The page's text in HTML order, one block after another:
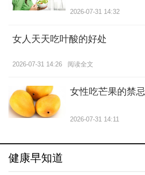
2026-07-31 14:32
女人天天吃叶酸的好处
2026-07-31 14:26 阅读全文
女性吃芒果的禁
2026-07-31 14:11
健康早知道